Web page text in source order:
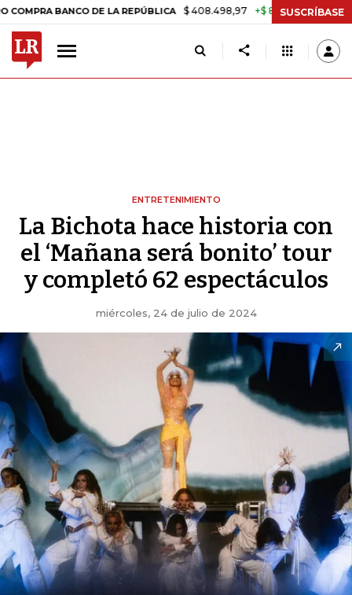
BANCO DE LA REPÚBLICA $ 408.498,97 +$ 8.753,81 +2,19% TASA
SUSCRÍBASE
ENTRETENIMIENTO
La Bichota hace historia con
el ‘Mañana será bonito’ tour
y completó 62 espectáculos
miércoles, 24 de julio de 2024